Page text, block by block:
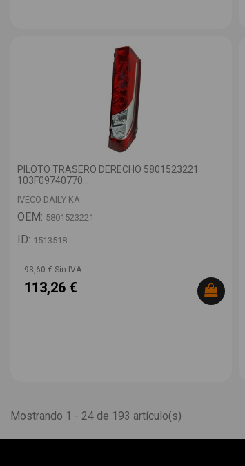
PILOTO TRASERO DERECHO 5801523221
103F09740770...
IVECO DAILY KA
OEM: 5801523221
ID: 1513518
93,60 € Sin IVA
113,26 €
Mostrando 1 - 24 de 193 artículo(s)